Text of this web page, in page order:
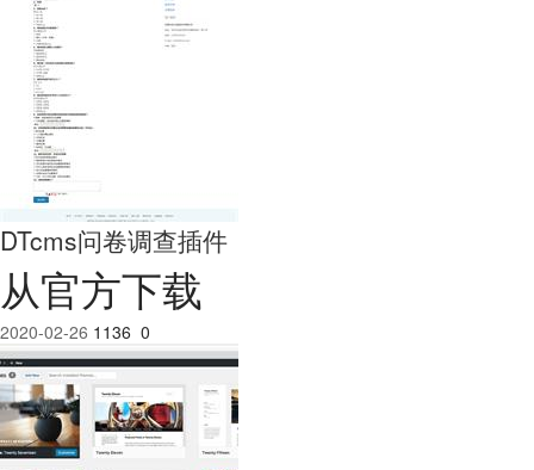
DTcms问卷调查插件
从官方下载
2020-02-26 1136 0